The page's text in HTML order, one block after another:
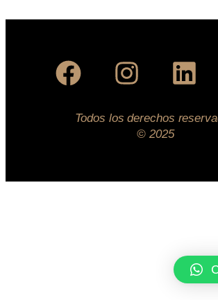
Todos los derechos
© 2025